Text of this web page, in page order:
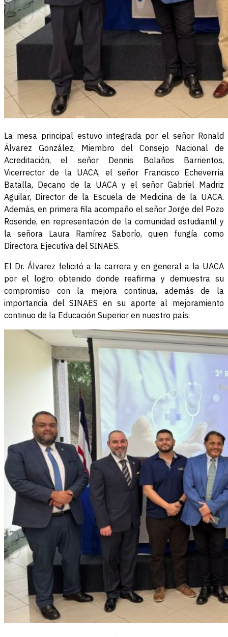
La mesa principal estuvo integrada por el señor Ronald
Álvarez González, Miembro del Consejo Nacional de
Acreditación, el señor Dennis Bolaños Barrientos,
Vicerrector de la UACA, el señor Francisco Echeverría
Batalla, Decano de la UACA y el señor Gabriel Madriz
Aguilar, Director de la Escuela de Medicina de la UACA.
Además, en primera fila acompaño el señor Jorge del Pozo
Rosende, en representación de la comunidad estudiantil y
la señora Laura Ramírez Saborío, quien fungía como
Directora Ejecutiva del SINAES.
El Dr. Álvarez felicitó a la carrera y en general a la UACA
por el logro obtenido donde reafirma y demuestra su
compromiso con la mejora continua, además de la
importancia del SINAES en su aporte al mejoramiento
continuo de la Educación Superior en nuestro país.